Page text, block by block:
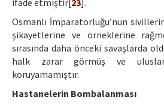
ifade etmiştir[ 23 ].
Osmanlı İmparatorluğu’nun
şikayetlerine ve örneklerine
sırasında daha önceki savaşlarda
halk zarar görmüş ve
koruyamamıştır.
Hastanelerin Bombalanması